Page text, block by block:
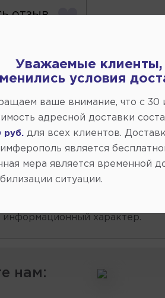
отзыв
есть в наличии , обновление
несколько раз в сутки.
и цен:
данные о запчастях на этой
информационный характер.
нам:
Уважаемые клиенты,
условия
ваше внимание, что c 30
адресной доставки
руб. для всех клиентов.
является
мера является временной
ситуации.